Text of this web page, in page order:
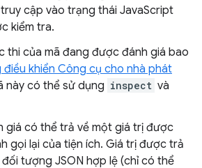
cập vào trạng thái JavaScript
kiểm tra.
thi của mã đang được đánh giá bao
điều khiển Công cụ cho nhà phát
này có thể sử dụng inspect và
giá có thể trả về một giá trị được
gọi lại của tiện ích. Giá trị được trả
tượng JSON hợp lệ (chỉ có thể